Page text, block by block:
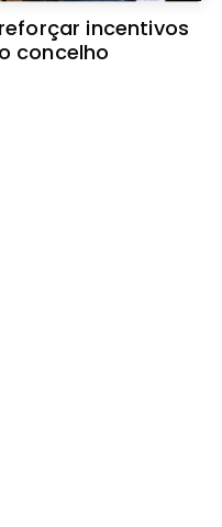
incentivos
concelho